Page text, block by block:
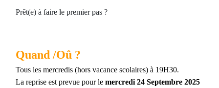
Prêt(e) à faire le premier pas ?
Quand /Oû ?
Tous les mercredis (hors vacance scolaires) à 19H30.
La reprise est prevue pour le mercredi 24 Septembre 2025